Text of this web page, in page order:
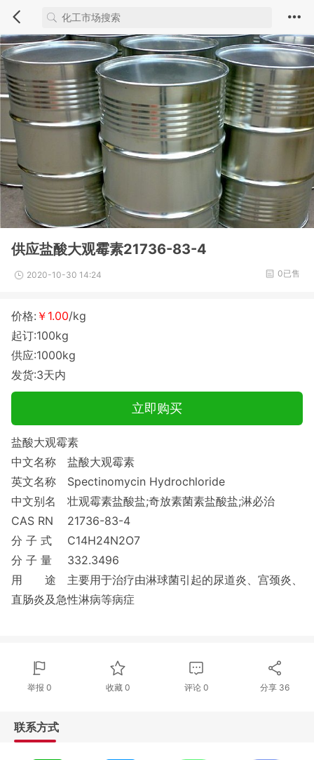
供应盐酸大观霉素21736-83-4
2020-10-30 14:24 0已售
价格: ￥1.00/kg
起订:100kg
供应:1000kg
发货:3天内
立即购买
盐酸大观霉素
中文名称
盐酸大观霉素
英文名称
Spectinomycin Hydrochloride
中文别名
壮观霉素盐酸盐;奇放素菌素盐酸盐;淋必治
CAS RN
21736-83-4
分 子 式
C14H24N2O7
分 子 量
332.3496
用 途
主要用于治疗由淋球菌引起的尿道炎、宫颈炎、
直肠炎及急性淋病等病症
举报 0 收藏 0 评论 0 分享 36
联系方式